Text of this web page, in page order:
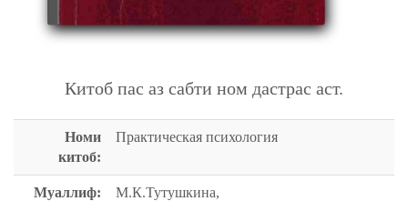
Китоб пас аз сабти ном дастрас аст.
Номи
китоб:
Практическая психология
Муаллиф: М.К.Тутушкина,